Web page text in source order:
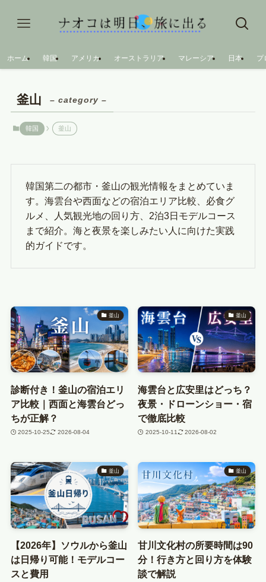
ホーム 韓国 アメリカ オーストラリア マレーシア 日本 プ
釜山 – category –
韓国 釜山
韓国第二の都市・釜山の観光情報をまとめていま
す。海雲台や西面などの宿泊エリア比較、必食グ
ルメ、人気観光地の回り方、2泊3日モデルコース
まで紹介。海と夜景を楽しみたい人に向けた実践
的ガイドです。
釜山
診断付き！釜山の宿泊エリ
ア比較｜西面と海雲台どっ
ちが正解？
2025-10-25 2026-08-04
釜山
海雲台と広安里はどっち？
夜景・ドローンショー・宿
で徹底比較
2025-10-11 2026-08-02
釜山
【2026年】ソウルから釜山
は日帰り可能！モデルコー
スと費用
釜山
甘川文化村の所要時間は90
分！行き方と回り方を体験
談で解説